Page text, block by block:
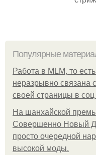
Популярные
Работа в MLM, то
неразрывно связана
своей страницы в соц
На шанхайской
Совершенно Новый
просто очередной
высокой моды.